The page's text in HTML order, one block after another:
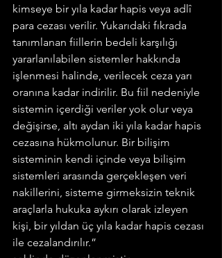
kimseye bir yıla kadar hapis veya adlî
para cezası verilir. Yukarıdaki fıkrada
tanımlanan fiillerin bedeli karşılığı
yararlanılabilen sistemler hakkında
işlenmesi halinde, verilecek ceza yarı
oranına kadar indirilir. Bu fiil nedeniyle
sistemin içerdiği veriler yok olur veya
değişirse, altı aydan iki yıla kadar hapis
cezasına hükmolunur. Bir bilişim
sisteminin kendi içinde veya bilişim
sistemleri arasında gerçekleşen veri
nakillerini, sisteme girmeksizin teknik
araçlarla hukuka aykırı olarak izleyen
kişi, bir yıldan üç yıla kadar hapis cezası
ile cezalandırılır.”